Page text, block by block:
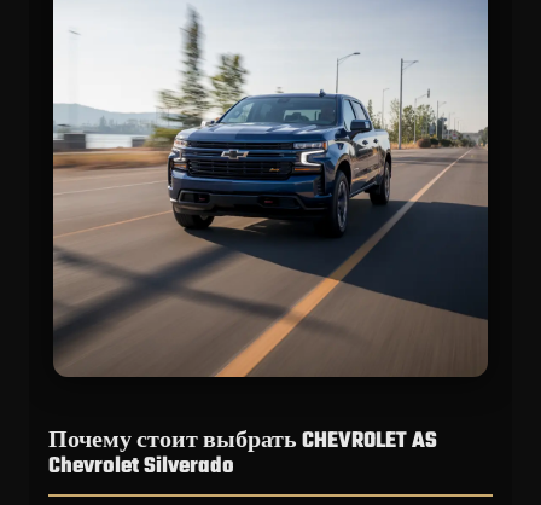
Почему стоит выбрать CHEVROLET AS
Chevrolet Silverado